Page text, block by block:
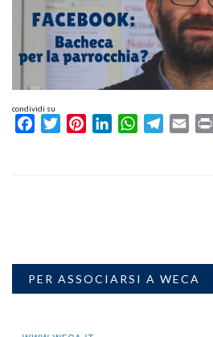
condividi su
FacebookTwitterPinterestLinkedInWhatsAppTelegram
Email
PER ASSOCIARSI A WECA